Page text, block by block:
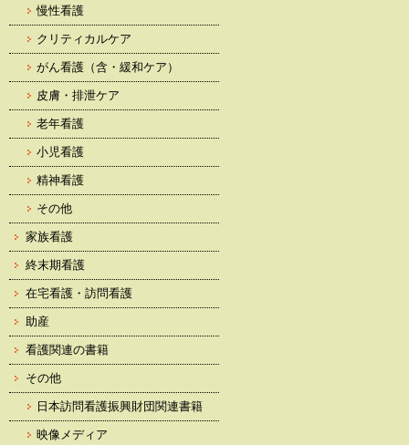
慢性看護
クリティカルケア
がん看護（含・緩和ケア）
皮膚・排泄ケア
老年看護
小児看護
精神看護
その他
家族看護
終末期看護
在宅看護・訪問看護
助産
看護関連の書籍
その他
日本訪問看護振興財団関連書籍
映像メディア